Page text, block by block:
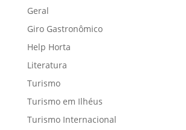
Geral
Giro Gastronômico
Help Horta
Literatura
Turismo
Turismo em Ilhéus
Turismo Internacional